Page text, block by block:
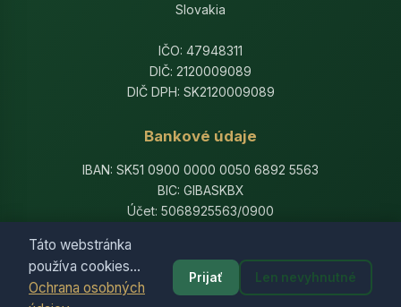
Táto webstránka
používa cookies...
Ochrana osobných
Prijať Len nevyhnutné
Slovakia
IČO: 47948311
DIČ: 2120009089
DIČ DPH: SK2120009089
Bankové údaje
IBAN: SK51 0900 0000 0050 6892 5563
BIC: GIBASKBX
Účet: 5068925563/0900